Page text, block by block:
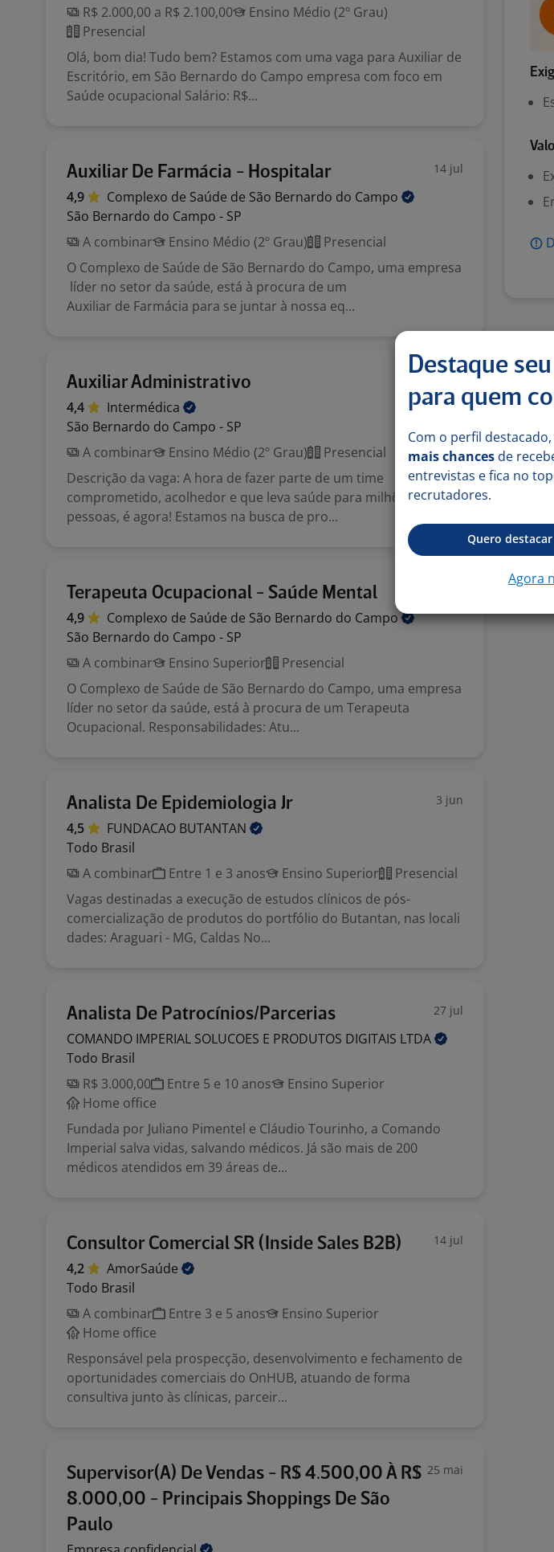
R$ 2.000,00 a R$ 2.100,00
Ensino Médio (2º Grau)
Presencial
Olá, bom dia! Tudo bem? Estamos com uma vaga para Auxiliar de
Escritório, em São Bernardo do Campo empresa com foco em
Saúde ocupacional Salário: R$...
Auxiliar De Farmácia - Hospitalar 14 jul
4,9 Complexo de Saúde de São Bernardo do Campo
São Bernardo do Campo - SP
A combinar
Ensino Médio (2º Grau)
Presencial
O Complexo de Saúde de São Bernardo do Campo, uma empresa
líder no setor da saúde, está à procura de um
Auxiliar de Farmácia para se juntar à nossa eq...
Auxiliar Administrativo
4,4
Intermédica
São Bernardo do Campo - SP
A combinar
Ensino Médio (2º Grau)
Presencial
Descrição da vaga: A hora de fazer parte de um time
comprometido, acolhedor e que leva saúde para milhões de
pessoas, é agora! Estamos na busca de pro...
Terapeuta Ocupacional - Saúde Mental
4,9 Complexo de Saúde de São Bernardo do Campo
São Bernardo do Campo - SP
A combinar
Ensino Superior
Presencial
O Complexo de Saúde de São Bernardo do Campo, uma empresa
líder no setor da saúde, está à procura de um Terapeuta
Ocupacional. Responsabilidades: Atu...
Analista De Epidemiologia Jr 3 jun
4,5 FUNDACAO BUTANTAN
Todo Brasil
A combinar
Entre 1 e 3 anos Ensino Superior
Presencial
Vagas destinadas a execução de estudos clínicos de pós-
comercialização de produtos do portfólio do Butantan, nas locali
dades: Araguari - MG, Caldas No...
Analista De Patrocínios/Parcerias 27 jul
COMANDO IMPERIAL SOLUCOES E PRODUTOS DIGITAIS LTDA
Todo Brasil
R$ 3.000,00
Entre 5 e 10 anos
Ensino Superior
Home office
Fundada por Juliano Pimentel e Cláudio Tourinho, a Comando
Imperial salva vidas, salvando médicos. Já são mais de 200
médicos atendidos em 39 áreas de...
Consultor Comercial SR (Inside Sales B2B) 14 jul
4,2
AmorSaúde
Todo Brasil
A combinar
Entre 3 e 5 anos
Ensino Superior
Home office
Responsável pela prospecção, desenvolvimento e fechamento de
oportunidades comerciais do OnHUB, atuando de forma
consultiva junto às clínicas, parceir...
Supervisor(A) De Vendas - R$ 4.500,00 À R$
8.000,00 - Principais Shoppings De São
Paulo
25 mai
Destaque
para quem
Com o perfil
mais chances de
entrevistas e fica no
recrutadores.
Quero
Agora